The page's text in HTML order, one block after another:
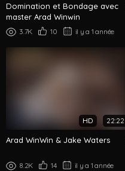
Domination et Bondage avec
master Arad Winwin
3.7K 10 il y a 1 année
HD 22:22
Arad WinWin & Jake Waters
8.2K 14 il y a 1 année